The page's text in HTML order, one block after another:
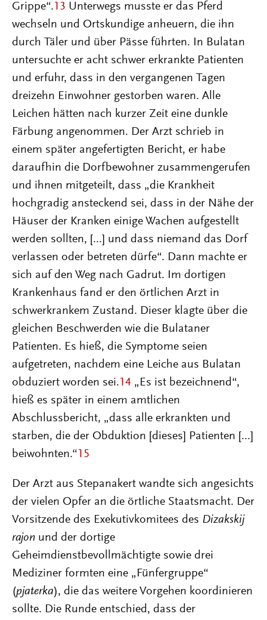
Grippe“. 13 Unterwegs musste er das Pferd
wechseln und Ortskundige anheuern, die ihn
durch Täler und über Pässe führten. In Bulatan
untersuchte er acht schwer erkrankte Patienten
und erfuhr, dass in den vergangenen Tagen
dreizehn Einwohner gestorben waren. Alle
Leichen hätten nach kurzer Zeit eine dunkle
Färbung angenommen. Der Arzt schrieb in
einem später angefertigten Bericht, er habe
daraufhin die Dorfbewohner zusammengerufen
und ihnen mitgeteilt, dass „die Krankheit
hochgradig ansteckend sei, dass in der Nähe der
Häuser der Kranken einige Wachen aufgestellt
werden sollten, [...] und dass niemand das Dorf
verlassen oder betreten dürfe“. Dann machte er
sich auf den Weg nach Gadrut. Im dortigen
Krankenhaus fand er den örtlichen Arzt in
schwerkrankem Zustand. Dieser klagte über die
gleichen Beschwerden wie die Bulataner
Patienten. Es hieß, die Symptome seien
aufgetreten, nachdem eine Leiche aus Bulatan
obduziert worden sei. 14 „Es ist bezeichnend“,
hieß es später in einem amtlichen
Abschlussbericht, „dass alle erkrankten und
starben, die der Obduktion [dieses] Patienten [...]
beiwohnten.“ 15
Der Arzt aus Stepanakert wandte sich angesichts
der vielen Opfer an die örtliche Staatsmacht. Der
Vorsitzende des Exekutivkomitees des Dizakskij
rajon und der dortige
Geheimdienstbevollmächtigte sowie drei
Mediziner formten eine „Fünfergruppe“
(pjaterka), die das weitere Vorgehen koordinieren
sollte. Die Runde entschied, dass der